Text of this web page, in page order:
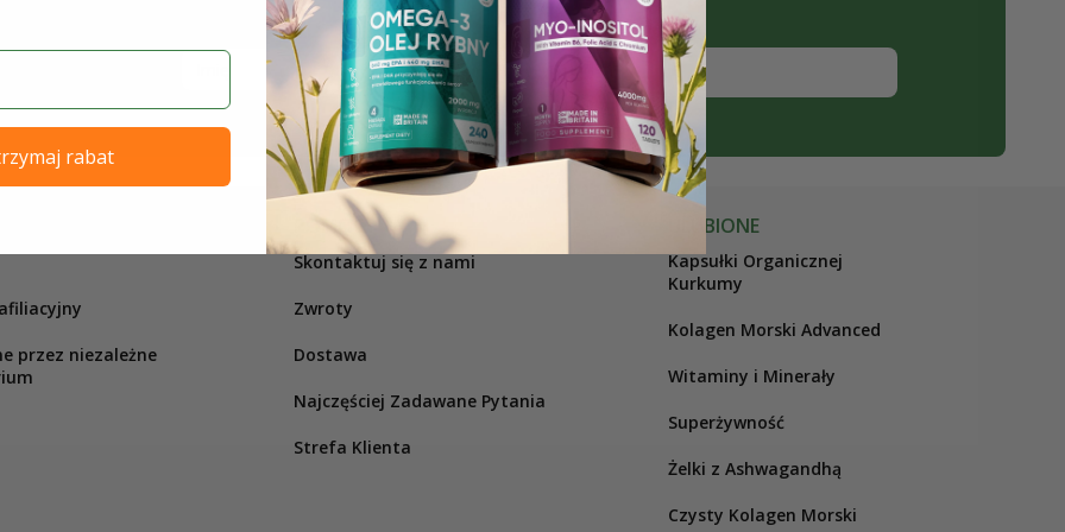
przez niezależne
POMOC
Skontaktuj się z nami
Zwroty
Dostawa
Najczęściej Zadawane Pytania
Strefa Klienta
ULUBIONE
Kapsułki Organicznej
Kurkumy
Kolagen Morski Advanced
Witaminy i Minerały
Superżywność
Żelki z Ashwagandhą
Czysty Kolagen Morski
rabat